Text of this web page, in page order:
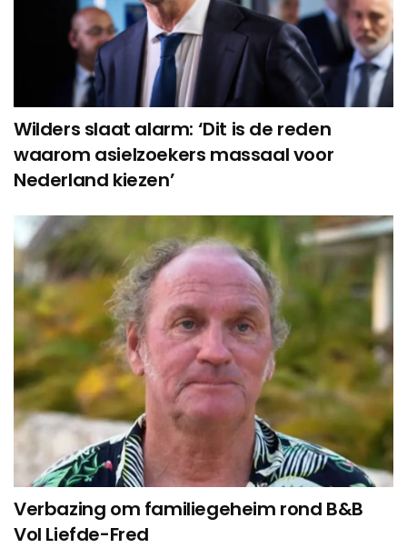
Wilders slaat alarm: ‘Dit is de reden
waarom asielzoekers massaal voor
Nederland kiezen’
Verbazing om familiegeheim rond B&B
Vol Liefde-Fred